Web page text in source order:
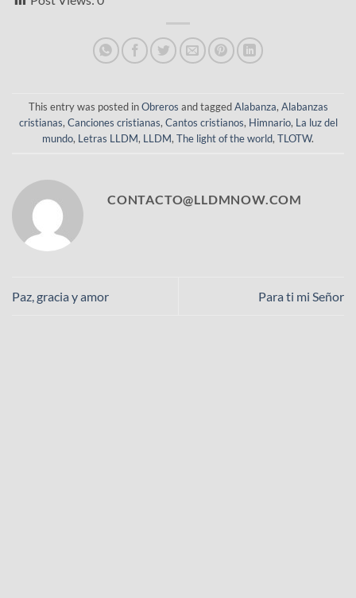
This entry was posted inObreros and taggedAlabanza, Alabanzas
cristianas, Canciones cristianas, Cantos cristianos, Himnario, La luz del
mundo, Letras LLDM, LLDM, The light of the world, TLOTW.
CONTACTO@LLDMNOW.COM
Paz, gracia y amor Para ti mi Señor